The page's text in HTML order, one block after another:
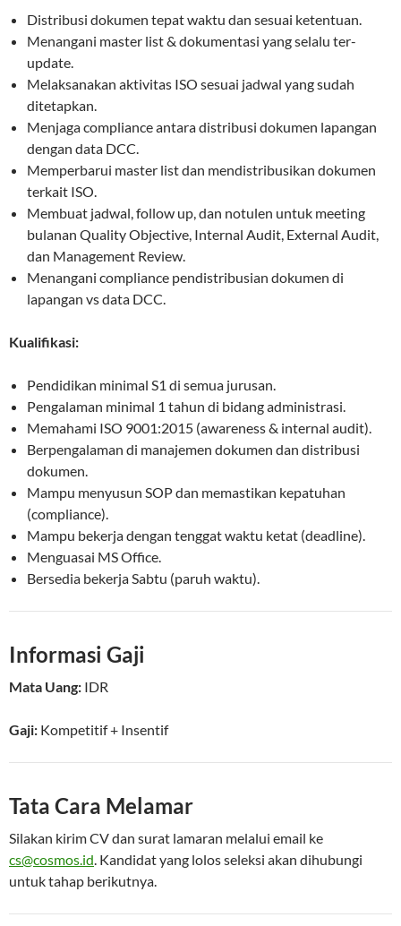
Distribusi dokumen tepat waktu dan sesuai ketentuan.
Menangani master list & dokumentasi yang selalu ter-
update.
Melaksanakan aktivitas ISO sesuai jadwal yang sudah
ditetapkan.
Menjaga compliance antara distribusi dokumen lapangan
dengan data DCC.
Memperbarui master list dan mendistribusikan dokumen
terkait ISO.
Membuat jadwal, follow up, dan notulen untuk meeting
bulanan Quality Objective, Internal Audit, External Audit,
dan Management Review.
Menangani compliance pendistribusian dokumen di
lapangan vs data DCC.
Kualifikasi:
Pendidikan minimal S1 di semua jurusan.
Pengalaman minimal 1 tahun di bidang administrasi.
Memahami ISO 9001:2015 (awareness & internal audit).
Berpengalaman di manajemen dokumen dan distribusi
dokumen.
Mampu menyusun SOP dan memastikan kepatuhan
(compliance).
Mampu bekerja dengan tenggat waktu ketat (deadline).
Menguasai MS Office.
Bersedia bekerja Sabtu (paruh waktu).
Informasi Gaji
Mata Uang: IDR
Gaji: Kompetitif+ Insentif
Tata Cara Melamar
Silakan kirim CV dan surat lamaran melalui email ke
cs@cosmos.id. Kandidat yang lolos seleksi akan dihubungi
untuk tahap berikutnya.